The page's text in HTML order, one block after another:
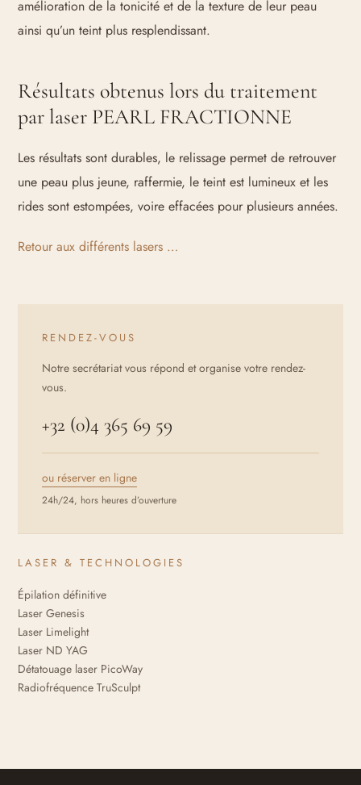
amélioration de la tonicité et de la texture de leur peau
ainsi qu’un teint plus resplendissant.
Résultats obtenus lors du traitement
par laser PEARL FRACTIONNE
Les résultats sont durables, le relissage permet de retrouver
une peau plus jeune, raffermie, le teint est lumineux et les
rides sont estompées, voire effacées pour plusieurs années.
Retour aux différents lasers …
RENDEZ-VOUS
Notre secrétariat vous répond et organise votre rendez-
vous.
+32 (0)4 365 69 59
ou réserver en ligne
24h/24, hors heures d’ouverture
LASER & TECHNOLOGIES
Épilation définitive
Laser Genesis
Laser Limelight
Laser ND YAG
Détatouage laser PicoWay
Radiofréquence TruSculpt